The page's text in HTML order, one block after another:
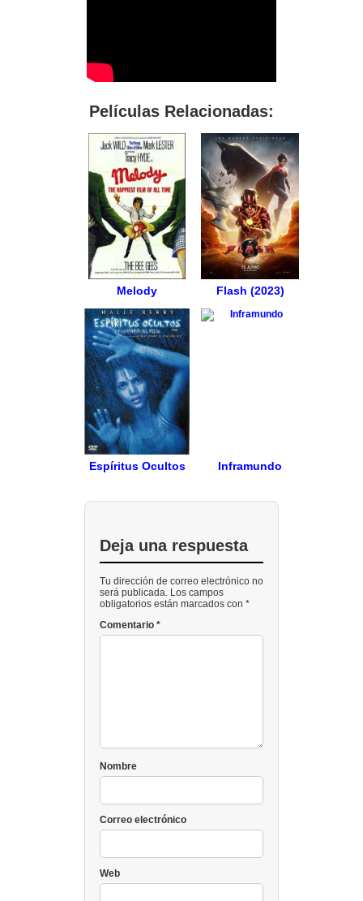
Películas Relacionadas:
Melody Flash (2023)
Espíritus Ocultos Inframundo
Deja una respuesta
Tu dirección de correo electrónico no
será publicada. Los campos
obligatorios están marcados con *
Comentario *
Nombre
Correo electrónico
Web